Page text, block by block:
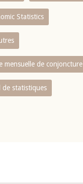
Statistics
mensuelle de conjoncture
de statistiques